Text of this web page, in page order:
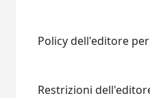
Policy dell'editore per
Restrizioni